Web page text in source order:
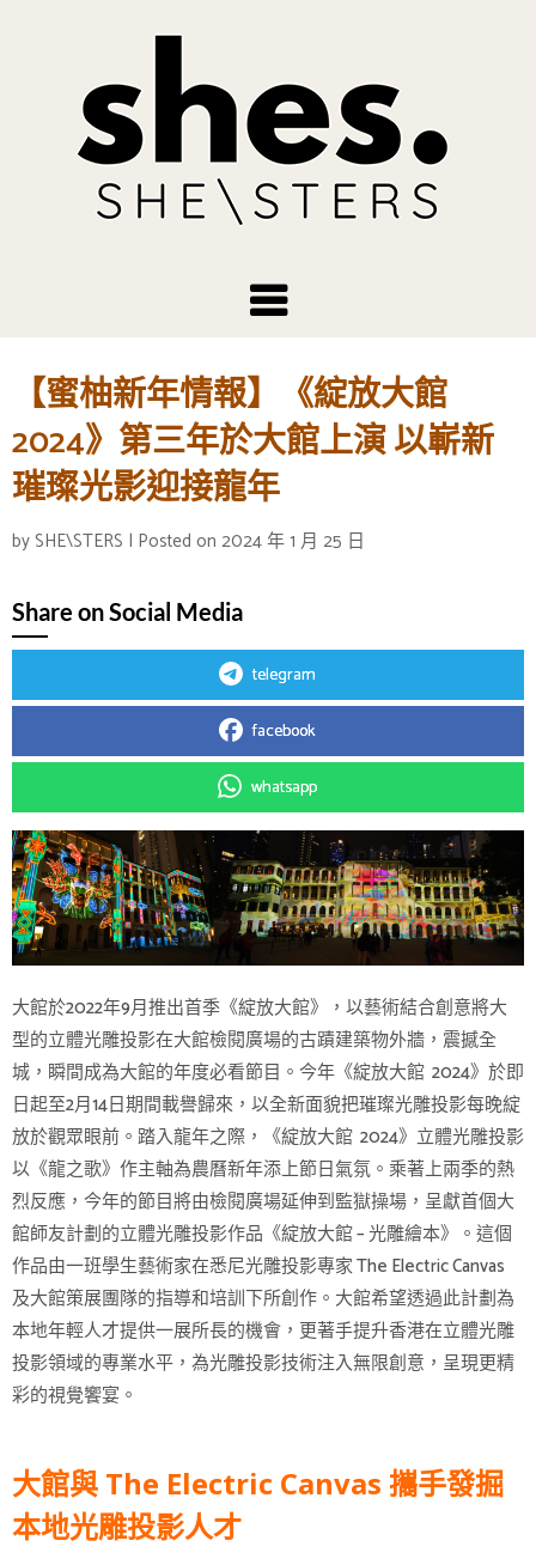
【蜜柚新年情報】《綻放大館
2024》第三年於大館上演 以嶄新
璀璨光影迎接龍年
by SHE\STERS | Posted on 2024 年 1 月 25 日
Share on Social Media
telegram
facebook
whatsapp
大館於2022年9月推出首季《綻放大館》，以藝術結合創意將大
型的立體光雕投影在大館檢閱廣場的古蹟建築物外牆，震撼全
城，瞬間成為大館的年度必看節目。今年《綻放大館 2024》於即
日起至2月14日期間載譽歸來，以全新面貌把璀璨光雕投影每晚綻
放於觀眾眼前。踏入龍年之際，《綻放大館 2024》立體光雕投影
以《龍之歌》作主軸為農曆新年添上節日氣氛。乘著上兩季的熱
烈反應，今年的節目將由檢閱廣場延伸到監獄操場，呈獻首個大
館師友計劃的立體光雕投影作品《綻放大館 – 光雕繪本》。這個
作品由一班學生藝術家在悉尼光雕投影專家 The Electric Canvas
及大館策展團隊的指導和培訓下所創作。大館希望透過此計劃為
本地年輕人才提供一展所長的機會，更著手提升香港在立體光雕
投影領域的專業水平，為光雕投影技術注入無限創意，呈現更精
彩的視覺饗宴。
大館與 The Electric Canvas 攜手發掘
本地光雕投影人才